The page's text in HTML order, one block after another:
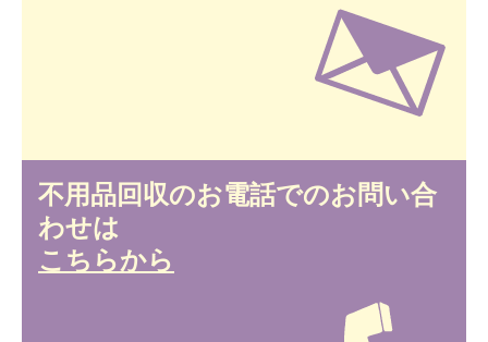
不用品回収のお電話でのお問い合
わせは
こちらから